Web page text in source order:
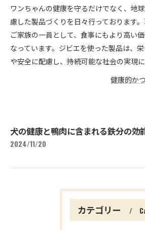
ワンちゃんの健康を守るだけでなく、地
慮した製品づくりを日々行っております
ご家族の一員として、食事にもより高い
なっています。ジビエを使った製品は、
や安全に配慮し、持続可能な社会の実現に
健康的か
犬の健康と鴨肉に含まれる鉄分の効
2024/11/20
カテゴリー